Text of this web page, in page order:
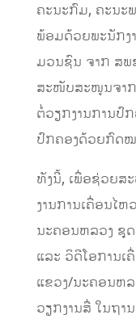
ຄະນະກົມ, ຄະນະ
ພ້ອມດ້ວຍພະນັກງ
ມວນຊົນ ຈາກ ສພ
ສະໜັບສະໜູນຈາ
ຕໍ່ວຽກງານການປົ
ປົກຄອງດ້ວຍກົດໝ
ທັງນີ້, ເພື່ອຊ່ວຍສ
ງານການເຄື່ອນໄ
ນະຄອນຫລວງ ຊຸດ
ແລະ ວິດີໂອການເ
ແຂວງ/ນະຄອນຫ
ວຽກງານສື່ ໃນຖາ